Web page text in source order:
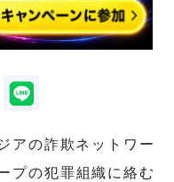
アの詐欺ネットワー
プの犯罪組織に絡む